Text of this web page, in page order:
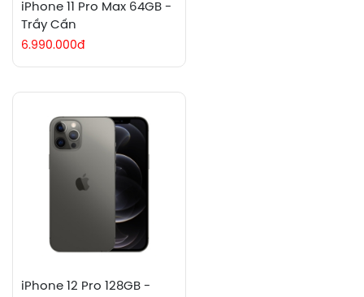
iPhone 11 Pro Max 64GB -
Trầy Cấn
6.990.000đ
iPhone 12 Pro 128GB -